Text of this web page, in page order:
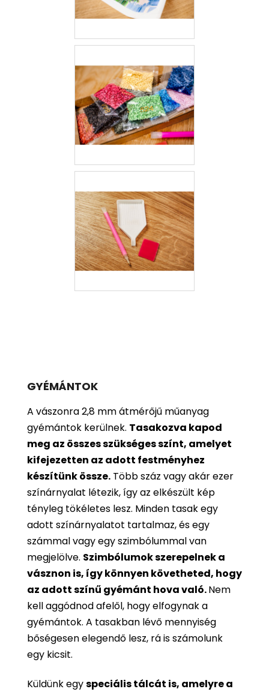
GYÉMÁNTOK
A vászonra 2,8 mm átmérőjű műanyag
gyémántok kerülnek. Tasakozva kapod
meg az összes szükséges színt, amelyet
kifejezetten az adott festményhez
készítünk össze. Több száz vagy akár ezer
színárnyalat létezik, így az elkészült kép
tényleg tökéletes lesz. Minden tasak egy
adott színárnyalatot tartalmaz, és egy
számmal vagy egy szimbólummal van
megjelölve. Szimbólumok szerepelnek a
vásznon is, így könnyen követheted, hogy
az adott színű gyémánt hova való.Nem
kell aggódnod afelől, hogy elfogynak a
gyémántok. A tasakban lévő mennyiség
bőségesen elegendő lesz, rá is számolunk
egy kicsit.
Küldünk egyspeciális tálcát is, amelyre a